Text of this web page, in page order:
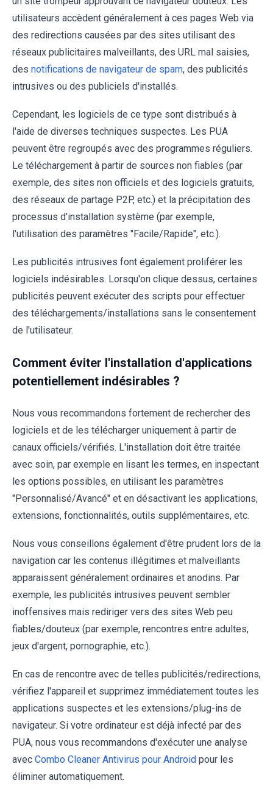
utilisateurs accèdent généralement à ces pages Web via
des redirections causées par des sites utilisant des
réseaux publicitaires malveillants, des URL mal saisies,
des notifications de navigateur de spam, des publicités
intrusives ou des publiciels d'installés.
Cependant, les logiciels de ce type sont distribués à
l'aide de diverses techniques suspectes. Les PUA
peuvent être regroupés avec des programmes réguliers.
Le téléchargement à partir de sources non fiables (par
exemple, des sites non officiels et des logiciels gratuits,
des réseaux de partage P2P, etc.) et la précipitation des
processus d'installation système (par exemple,
l'utilisation des paramètres "Facile/Rapide", etc.).
Les publicités intrusives font également proliférer les
logiciels indésirables. Lorsqu'on clique dessus, certaines
publicités peuvent exécuter des scripts pour effectuer
des téléchargements/installations sans le consentement
de l'utilisateur.
Comment éviter l'installation d'applications
potentiellement indésirables ?
Nous vous recommandons fortement de rechercher des
logiciels et de les télécharger uniquement à partir de
canaux officiels/vérifiés. L'installation doit être traitée
avec soin, par exemple en lisant les termes, en inspectant
les options possibles, en utilisant les paramètres
"Personnalisé/Avancé" et en désactivant les applications,
extensions, fonctionnalités, outils supplémentaires, etc.
Nous vous conseillons également d'être prudent lors de la
navigation car les contenus illégitimes et malveillants
apparaissent généralement ordinaires et anodins. Par
exemple, les publicités intrusives peuvent sembler
inoffensives mais rediriger vers des sites Web peu
fiables/douteux (par exemple, rencontres entre adultes,
jeux d'argent, pornographie, etc.).
En cas de rencontre avec de telles publicités/redirections,
vérifiez l'appareil et supprimez immédiatement toutes les
applications suspectes et les extensions/plug-ins de
navigateur. Si votre ordinateur est déjà infecté par des
PUA, nous vous recommandons d'exécuter une analyse
avec Combo Cleaner Antivirus pour Android pour les
éliminer automatiquement.